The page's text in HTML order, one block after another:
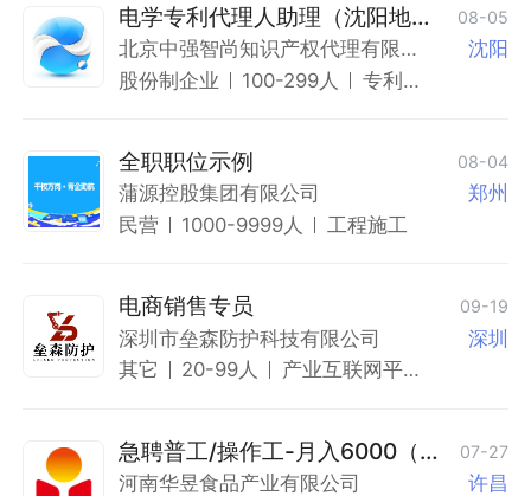
电学专利代理人助理（沈阳地
区）
08-05
北京中强智尚知识产权代理有限公
司
沈阳
股份制企业
100-299人
专利/
全职职位示例 08-04
蒲源控股集团有限公司
郑州
民营
1000-9999人 工程施工
电商销售专员 09-19
深圳市垒森防护科技有限公司
深圳
其它
20-99人
产业互联网平
急聘普工/操作工-月入6000（包
住）
07-27
河南华昱食品产业有限公司
许昌